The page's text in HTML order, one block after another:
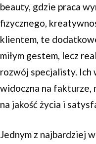
beauty, gdzie praca
fizycznego,
klientem, te
miłym gestem, lecz
rozwój specjalisty. Ich
widoczna na fakturze,
na jakość życia i
Jednym z najbardziej